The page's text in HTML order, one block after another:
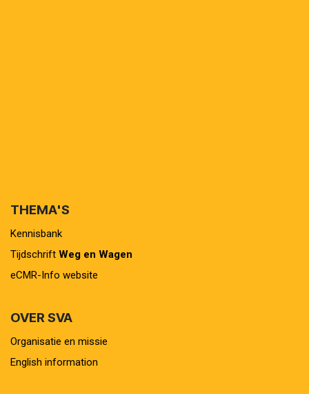
THEMA'S
Kennisbank
Tijdschrift Weg en Wagen
eCMR-Info website
OVER SVA
Organisatie en missie
English information